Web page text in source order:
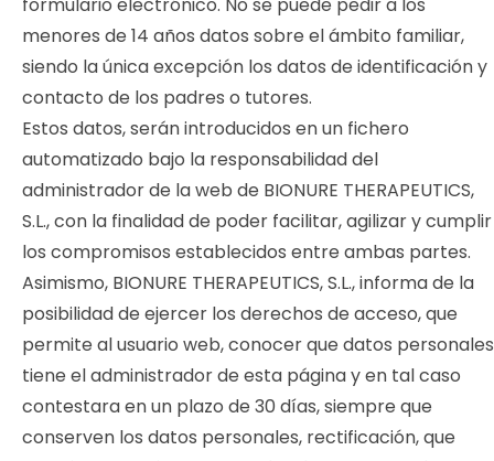
menores de 14 años datos sobre el ámbito familiar,
siendo la única excepción los datos de identificación y
contacto de los padres o tutores.
Estos datos, serán introducidos en un fichero
automatizado bajo la responsabilidad del
administrador de la web de BIONURE THERAPEUTICS,
S.L., con la finalidad de poder facilitar, agilizar y cumplir
los compromisos establecidos entre ambas partes.
Asimismo, BIONURE THERAPEUTICS, S.L., informa de la
posibilidad de ejercer los derechos de acceso, que
permite al usuario web, conocer que datos personales
tiene el administrador de esta página y en tal caso
contestara en un plazo de 30 días, siempre que
conserven los datos personales, rectificación, que